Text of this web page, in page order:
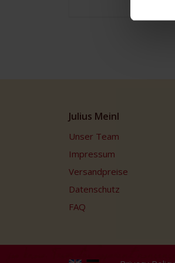
Julius Meinl
Unser Team
Impressum
Versandpreise
Datenschutz
FAQ